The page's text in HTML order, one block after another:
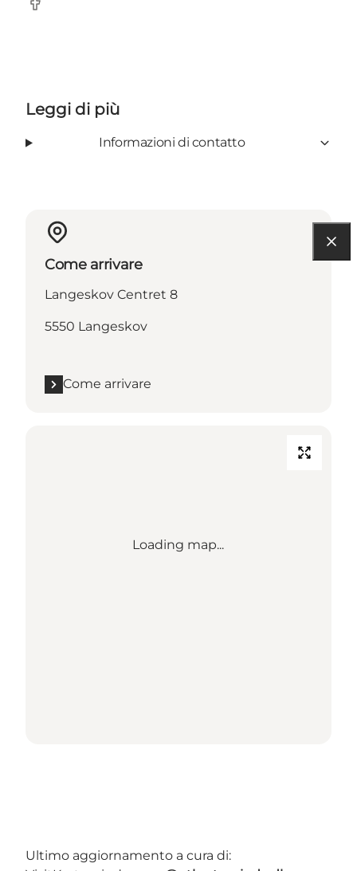
Facebook
Leggi di più
Informazioni di contatto
Come arrivare
Langeskov Centret 8
5550 Langeskov
Come arrivare
Loading map...
Ultimo aggiornamento a cura di: